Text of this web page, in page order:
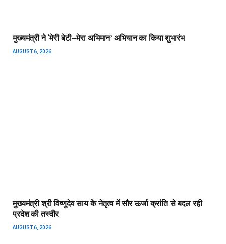
मुख्यमंत्री ने ‘मेरी बेटी–मेरा अभिमान’ अभियान का किया शुभारंभ
AUGUST 6, 2026
मुख्यमंत्री श्री विष्णुदेव साय के नेतृत्व में सौर ऊर्जा क्रांति से बदल रही
प्रदेश की तस्वीर
AUGUST 6, 2026